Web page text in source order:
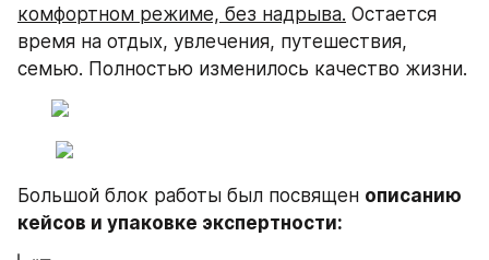
комфортном режиме, без надрыва. Остается
время на отдых, увлечения, путешествия,
семью. Полностью изменилось качество жизни.
Большой блок работы был посвящен описанию
кейсов и упаковке экспертности: